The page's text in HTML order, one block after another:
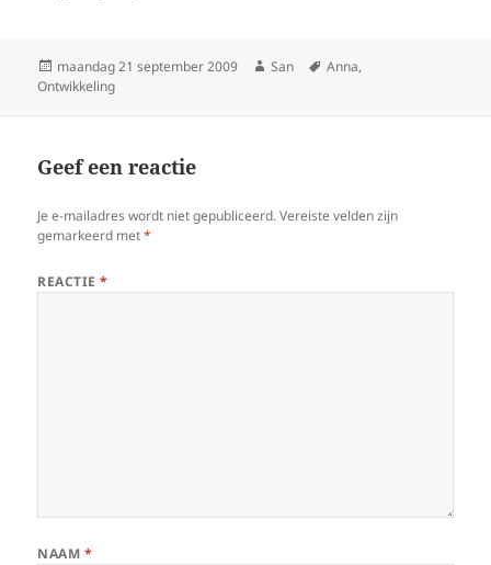
Geplaatst
op
maandag 21 september 2009 Auteur
San Tags
Anna,
Ontwikkeling
Geef een reactie
Je e-mailadres wordt niet gepubliceerd. Vereiste velden zijn
gemarkeerd met*
REACTIE*
NAAM *